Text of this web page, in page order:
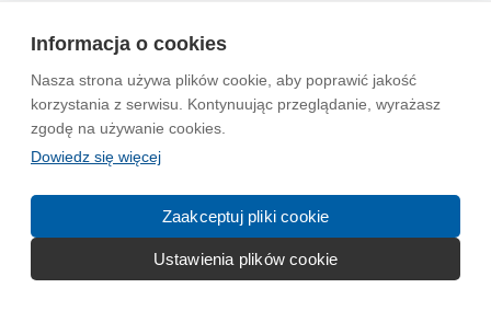
Informacja o cookies
Nasza strona używa plików cookie, aby poprawić jakość
korzystania z serwisu. Kontynuując przeglądanie, wyrażasz
zgodę na używanie cookies.
Dowiedz się więcej
Zaakceptuj pliki cookie
Ustawienia plików cookie